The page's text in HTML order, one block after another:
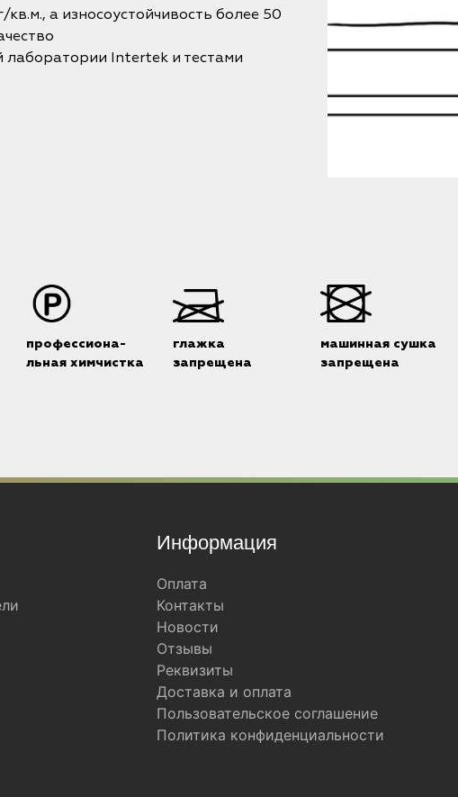
кв.м., а износоустойчивость более 50
Intertek и тестами
профессиона-
льная химчистка
глажка
запрещена
машинная сушка
запрещена
Информация
Оплата
Контакты
Новости
Отзывы
Реквизиты
Доставка и оплата
Пользовательское соглашение
Политика конфиденциальности